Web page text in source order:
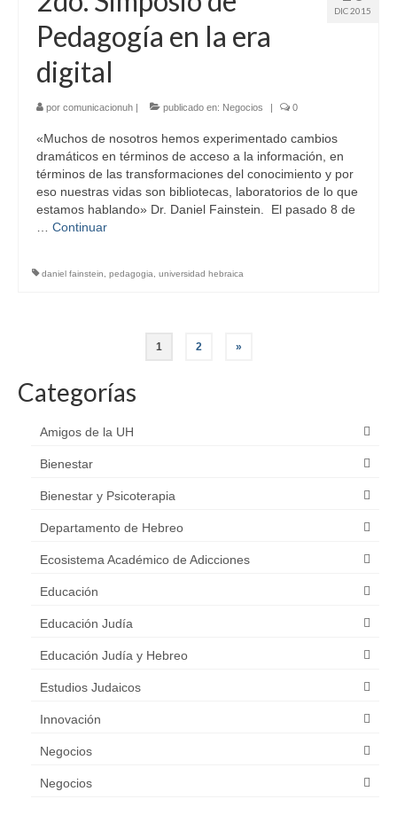
DIC 2015
Pedagogía en la era
digital
por comunicacionuh | publicado en: Negocios | 0
«Muchos de nosotros hemos experimentado cambios
dramáticos en términos de acceso a la información, en
términos de las transformaciones del conocimiento y por
eso nuestras vidas son bibliotecas, laboratorios de lo que
estamos hablando» Dr. Daniel Fainstein. El pasado 8 de
Continuar
daniel fainstein pedagogia universidad hebraica
Paginación
de
entradas
1 2 »
Categorías
Amigos de la UH
Bienestar
Bienestar y Psicoterapia
Departamento de Hebreo
Ecosistema Académico de Adicciones
Educación
Educación Judía
Educación Judía y Hebreo
Estudios Judaicos
Innovación
Negocios
Negocios